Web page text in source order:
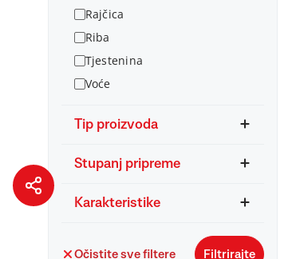
Rajčica
Riba
Tjestenina
Voće
Tip proizvoda
Stupanj pripreme
Karakteristike
Očistite sve filtere Filtrirajte